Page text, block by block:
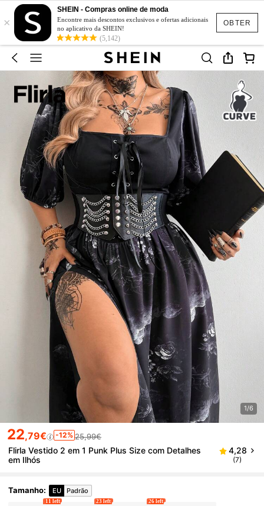
OBTER
×
SHEIN - Compras online de moda
Encontre mais descontos exclusivos e ofertas adicionais
no aplicativo da SHEIN!
(5,142)
1/6
22,79€ -12% 25,99€
Flirla Vestido 2 em 1 Punk Plus Size com Detalhes
em Ilhós
4,28
(7)
Tamanho: EU Padrão
11 left 23 left 26 left